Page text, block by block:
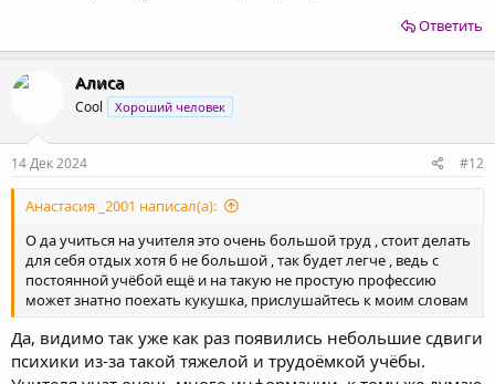
Ответить
Алиса
Cool Хороший человек
14 Дек 2024 #12
Анастасия _2001 написал(а):
О да учиться на учителя это очень большой труд , стоит делать
для себя отдых хотя б не большой , так будет легче , ведь с
постоянной учёбой ещё и на такую не простую профессию
может знатно поехать кукушка, прислушайтесь к моим словам
Да, видимо так уже как раз появились небольшие сдвиги
психики из-за такой тяжелой и трудоёмкой учёбы.